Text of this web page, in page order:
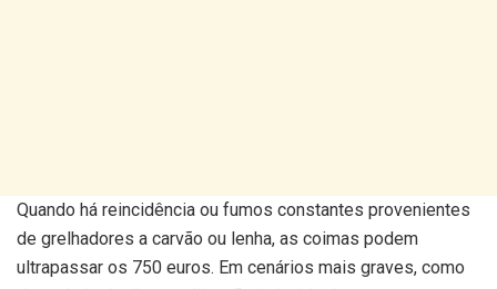
Quando há reincidência ou fumos constantes provenientes
de grelhadores a carvão ou lenha, as coimas podem
ultrapassar os 750 euros. Em cenários mais graves, como